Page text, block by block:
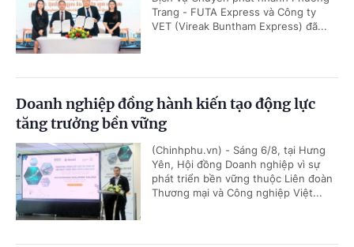
Trang - FUTA Express và Công ty
VET (Vireak Buntham Express) đã...
Doanh nghiệp đồng hành kiến tạo động lực
tăng trưởng bền vững
(Chinhphu.vn) - Sáng 6/8, tại Hưng
Yên, Hội đồng Doanh nghiệp vì sự
phát triển bền vững thuộc Liên đoàn
Thương mại và Công nghiệp Việt...